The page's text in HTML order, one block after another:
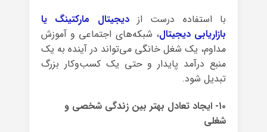
با استفاده درست ازدیجیتال مارکتینگ یا
بازاریابی دیجیتال، شبکه‌های اجتماعی و آموزش
مداوم، یک شغل خانگی می‌تواند در آینده به یک
منبع درآمد پایدار و حتی یک کسب‌وکار بزرگ
تبدیل شود.
۱۰- ایجاد تعادل بهتر بین زندگی شخصی و
شغلی